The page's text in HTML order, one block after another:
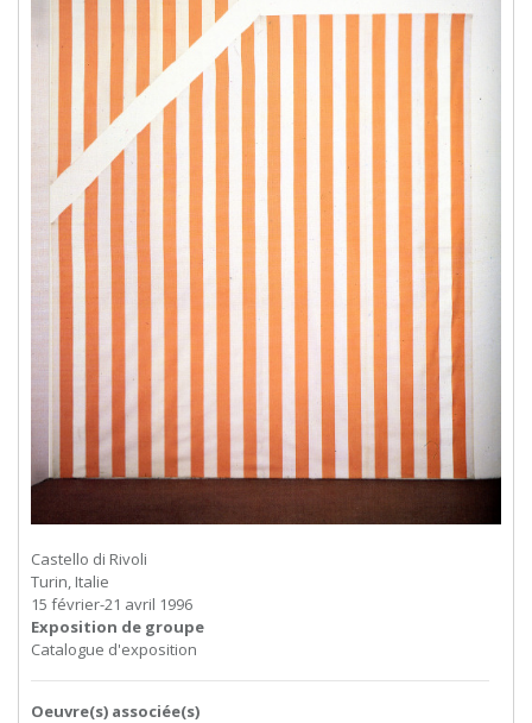
Castello di Rivoli
Turin, Italie
15 février-21 avril 1996
Exposition de groupe
Catalogue d'exposition
Oeuvre(s) associée(s)